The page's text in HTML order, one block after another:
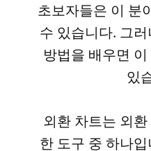
초보자들은 이 분
수 있습니다. 그
방법을 배우면
있
외환 차트는 외
한 도구 중 하나